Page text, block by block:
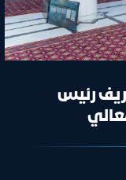
رئيس